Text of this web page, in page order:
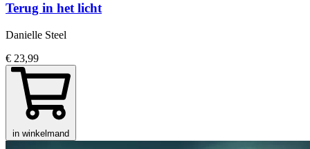
Terug in het licht
Danielle Steel
€ 23,99
in winkelmand